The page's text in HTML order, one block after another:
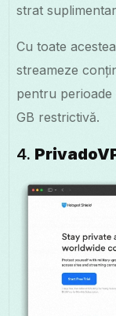
strat
Cu toate
streameze
pentru perioade
GB restrictivă.
4.